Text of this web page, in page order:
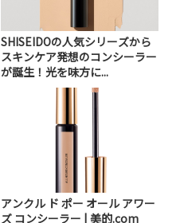
SHISEIDOの人気シリーズから
スキンケア発想のコンシーラー
が誕生！光を味方に...
アンクル ド ポー オール アワー
ズ コンシーラー | 美的.com